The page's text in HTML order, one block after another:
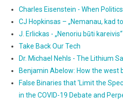
Charles Eisenstein - When
CJ Hopkinsas – „Nemanau, kad
J. Erlickas - „Nenoriu būti kareivis“
Take Back Our Tech
Dr. Michael Nehls - The Lithium
Benjamin Abelow: How the west
False Binaries that 'Limit the
in the COVID-19 Debate and